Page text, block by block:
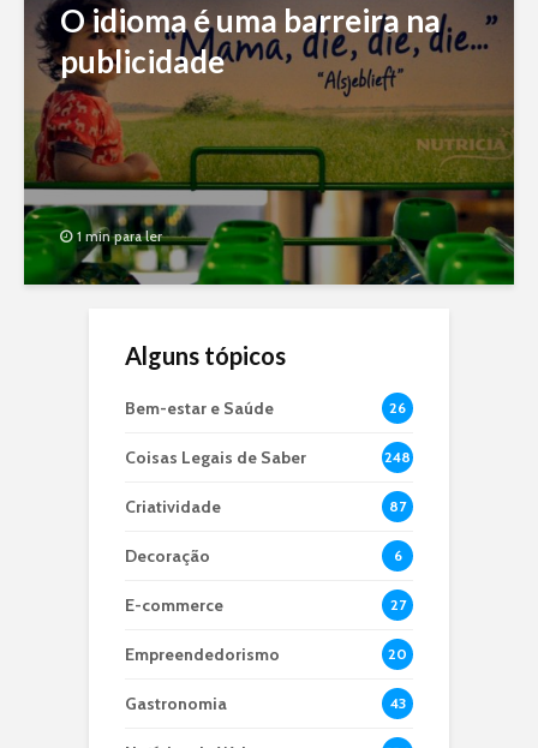
O idioma é uma barreira na
publicidade
1 min para ler
Alguns tópicos
Bem-estar e Saúde 26
Coisas Legais de Saber 248
Criatividade 87
Decoração 6
E-commerce 27
Empreendedorismo 20
Gastronomia 43